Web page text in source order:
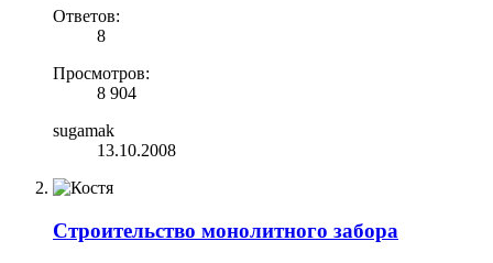
Ответов:
8
Просмотров:
8 904
sugamak
13.10.2008
Строительство монолитного забора